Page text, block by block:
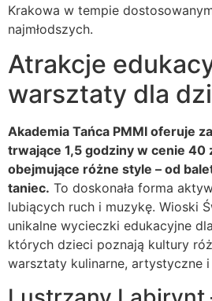
Krakowa w tempie
najmłodszych.
Atrakcje
warsztaty dla
Akademia Tańca PMMI oferuje
trwające 1,5 godziny w cenie 40
obejmujące różne style – od
taniec. To doskonała forma
lubiących ruch i muzykę. Wioski
unikalne wycieczki edukacyjne
których dzieci poznają kultury
warsztaty kulinarne, artystyczne